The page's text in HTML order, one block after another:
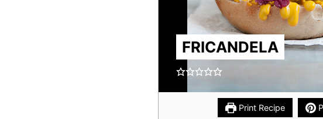
FRICANDELA
Print Recipe